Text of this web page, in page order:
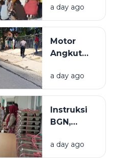
Miliar.
Galian C di
Pamekasan,
Selamat
a day ago
Motor
Angkut
BBM
Terbakar
Pikap di
Pamekasan,
Meninggal
a day ago
Instruksi
BGN,
MBG Tidak
a day ago